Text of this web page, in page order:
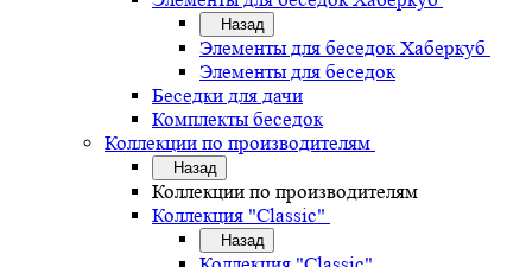
Назад
Элементы для беседок Хаберкуб
Элементы для беседок
Беседки для дачи
Комплекты беседок
Коллекции по производителям
Назад
Коллекции по производителям
Коллекция "Classic"
Назад